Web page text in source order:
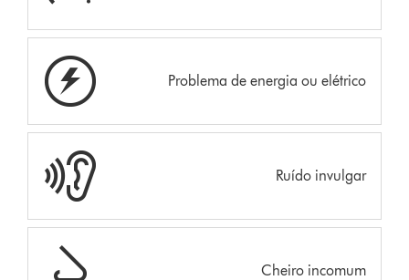
Problema de energia ou elétrico
Ruído invulgar
Cheiro incomum